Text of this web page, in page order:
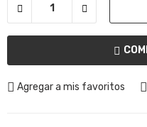
Agregar a mis favoritos